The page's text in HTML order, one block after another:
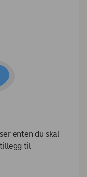
enten du skal
til